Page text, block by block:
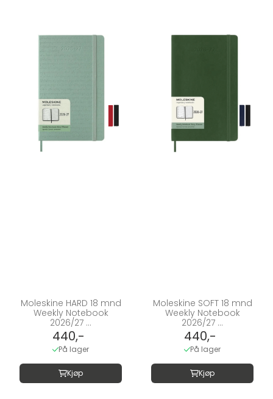
Moleskine HARD 18 mnd
Weekly Notebook
2026/27 ...
440,-
På lager
Kjøp
Moleskine SOFT 18 mnd
Weekly Notebook
2026/27 ...
440,-
På lager
Kjøp